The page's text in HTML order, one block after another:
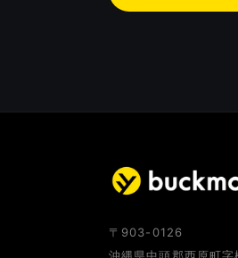
〒903-0126